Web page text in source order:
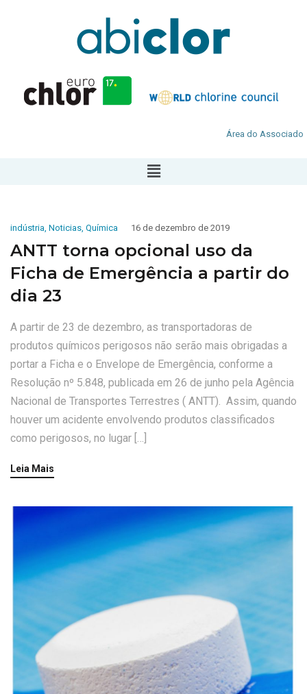
Área do Associado
indústria, Noticias, Química 16 de dezembro de 2019
ANTT torna opcional uso da
Ficha de Emergência a partir do
dia 23
A partir de 23 de dezembro, as transportadoras de
produtos químicos perigosos não serão mais obrigadas a
portar a Ficha e o Envelope de Emergência, conforme a
Resolução nº 5.848, publicada em 26 de junho pela Agência
Nacional de Transportes Terrestres ( ANTT). Assim, quando
houver um acidente envolvendo produtos classificados
como perigosos, no lugar […]
Leia Mais